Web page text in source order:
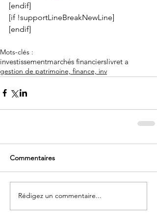
[endif]
[if !supportLineBreakNewLine]
[endif]
Mots-clés :
investissementmarchés financierslivret a
gestion de patrimoine, finance, inv
Commentaires
Rédigez un commentaire...